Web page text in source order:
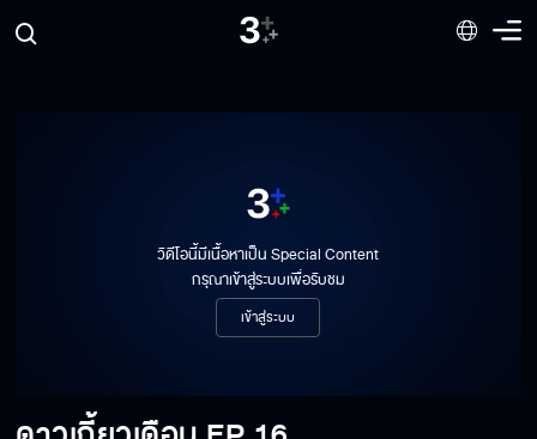
วิดีโอนี้มีเนื้อหาเป็น Special Content
กรุณาเข้าสู่ระบบเพื่อรับชม
เข้าสู่ระบบ